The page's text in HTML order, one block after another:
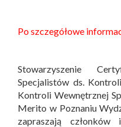
Po szczegółowe
Stowarzyszenie
Specjalistów ds.
Kontroli Wewnętrznej
Merito w Poznaniu
zapraszają